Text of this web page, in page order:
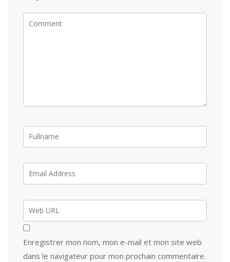
Enregistrer mon nom, mon e-mail et mon site web
dans le navigateur pour mon prochain commentaire.